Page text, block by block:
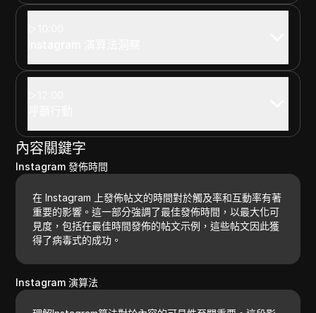
內容關鍵字
Instagram 發佈時間
在 Instagram 上發佈帖文的時間對於觸及率和互動率有著
重要的影響。這一部分強調了最佳發佈時間，以最大化可
見度，包括在最佳時間發佈的帖文示例，這些帖文因此獲
得了病毒式的成功。
Instagram 演算法